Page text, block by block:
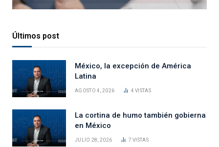
Últimos post
México, la excepción de América
Latina
AGOSTO 4, 2026 4VISTAS
La cortina de humo también gobierna
en México
JULIO 28, 2026 7VISTAS